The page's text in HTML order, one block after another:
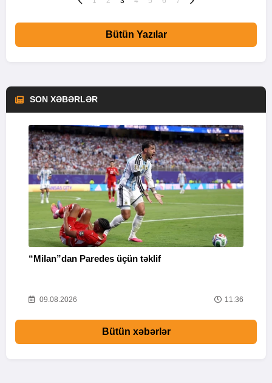
Bütün Yazılar
SON XƏBƏRLƏR
“Milan”dan Paredes üçün təklif
09.08.2026 11:36
Bütün xəbərlər